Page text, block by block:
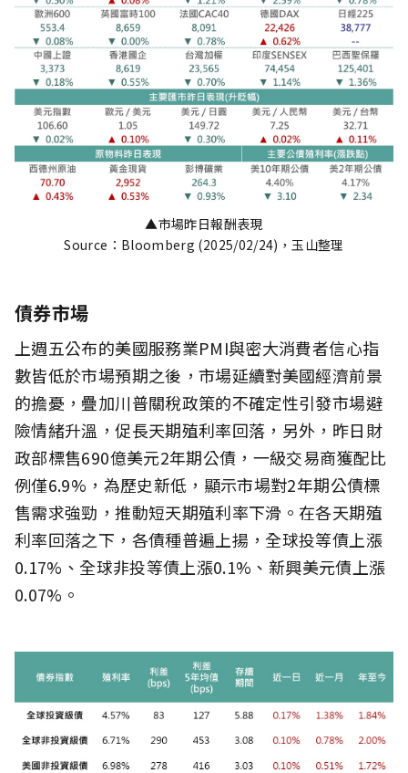
▲市場昨日報酬表現
Source：Bloomberg (2025/02/24)，玉山整理
債券市場
上週五公布的美國服務業PMI與密大消費者信心指
數皆低於市場預期之後，市場延續對美國經濟前景
的擔憂，疊加川普關稅政策的不確定性引發市場避
險情緒升溫，促長天期殖利率回落，另外，昨日財
政部標售690億美元2年期公債，一級交易商獲配比
例僅6.9%，為歷史新低，顯示市場對2年期公債標
售需求強勁，推動短天期殖利率下滑。在各天期殖
利率回落之下，各債種普遍上揚，全球投等債上漲
0.17%、全球非投等債上漲0.1%、新興美元債上漲
0.07%。